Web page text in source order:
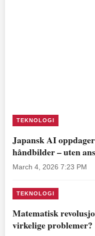
TEKNOLOGI
Japansk AI
håndbilder – uten
March 4, 2026 7:23 PM
TEKNOLOGI
Matematisk
virkelige problemer?